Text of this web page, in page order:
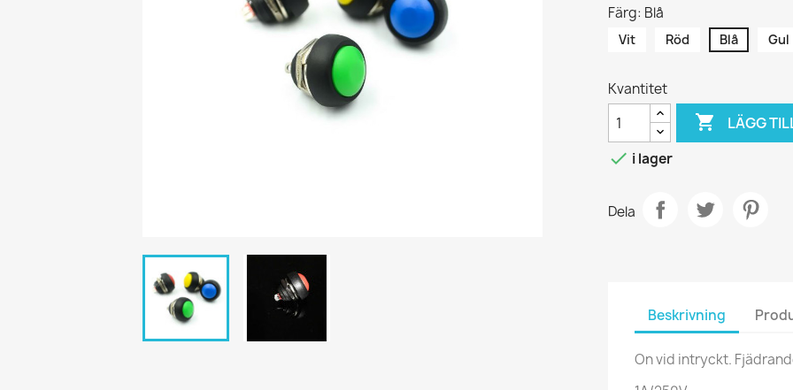
Färg: Blå
Vit Röd Blå Gul
Kvantitet
 LÄGG
 i lager
Dela
Beskrivning
On vid intryckt.